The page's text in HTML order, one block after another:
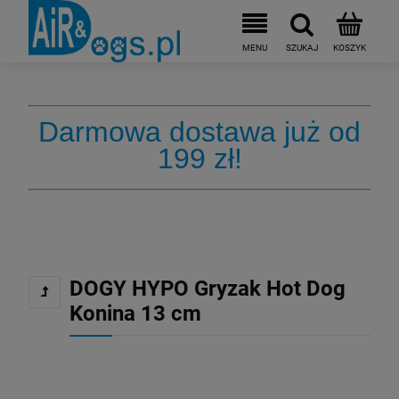
Darmowa dostawa już od
199 zł!
DOGY HYPO Gryzak Hot Dog
Konina 13 cm